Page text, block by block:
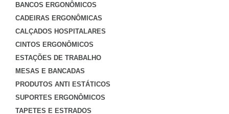
BANCOS ERGONÔMICOS
CADEIRAS ERGONÔMICAS
CALÇADOS HOSPITALARES
CINTOS ERGONÔMICOS
ESTAÇÕES DE TRABALHO
MESAS E BANCADAS
PRODUTOS ANTI ESTÁTICOS
SUPORTES ERGONÔMICOS
TAPETES E ESTRADOS